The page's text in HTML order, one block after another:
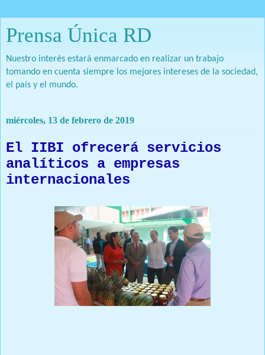
Prensa Única RD
Nuestro interés estará enmarcado en realizar un trabajo
tomando en cuenta siempre los mejores intereses de la sociedad,
el país y el mundo.
miércoles, 13 de febrero de 2019
El IIBI ofrecerá servicios
analíticos a empresas
internacionales